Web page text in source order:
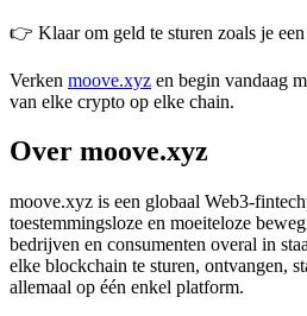
👉 Klaar om geld te sturen zoals je
Verken moove.xyz en begin vandaag
van elke crypto op elke chain.
Over moove.xyz
moove.xyz is een globaal Web3-
toestemmingsloze en moeiteloze
bedrijven en consumenten overal in
elke blockchain te sturen, ontvangen,
allemaal op één enkel platform.